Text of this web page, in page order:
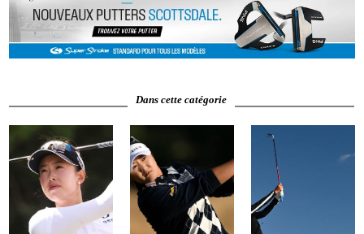
Dans cette catégorie